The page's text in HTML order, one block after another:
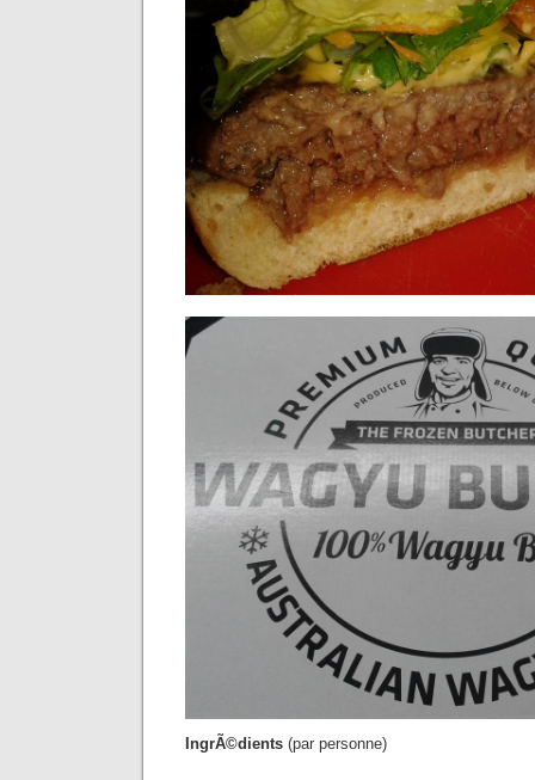
IngrÃ©dients (par personne)